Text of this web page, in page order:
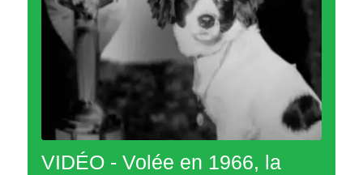
VIDÉO - Volée en 1966, la